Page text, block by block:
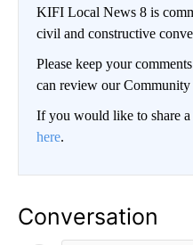
KIFI Local News 8 is
civil and constructive
Please keep your
can review our
If you would like to share
here.
Conversation